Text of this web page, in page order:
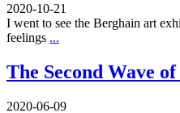
2020-10-21
I went to see the Berghain art
feelings ...
The Second Wave
2020-06-09